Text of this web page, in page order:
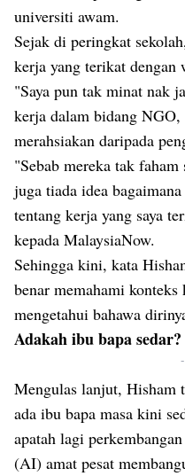
universiti awam.
Sejak di peringkat
kerja yang terikat dengan
"Saya pun tak minat nak
kerja dalam bidang NGO,
merahsiakan daripada
"Sebab mereka tak
juga tiada idea
tentang kerja yang saya
kepada MalaysiaNow.
Sehingga kini, kata
benar memahami
mengetahui bahawa
Adakah ibu bapa sedar?
Mengulas lanjut, Hisham
ada ibu bapa masa kini
apatah lagi
(AI) amat pesat